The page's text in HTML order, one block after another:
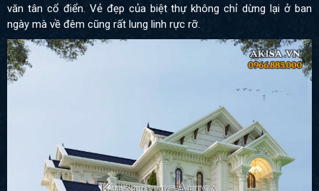
văn tân cổ điển. Vẻ đẹp của biệt thự không chỉ dừng lại ở ban
ngày mà về đêm cũng rất lung linh rực rỡ.